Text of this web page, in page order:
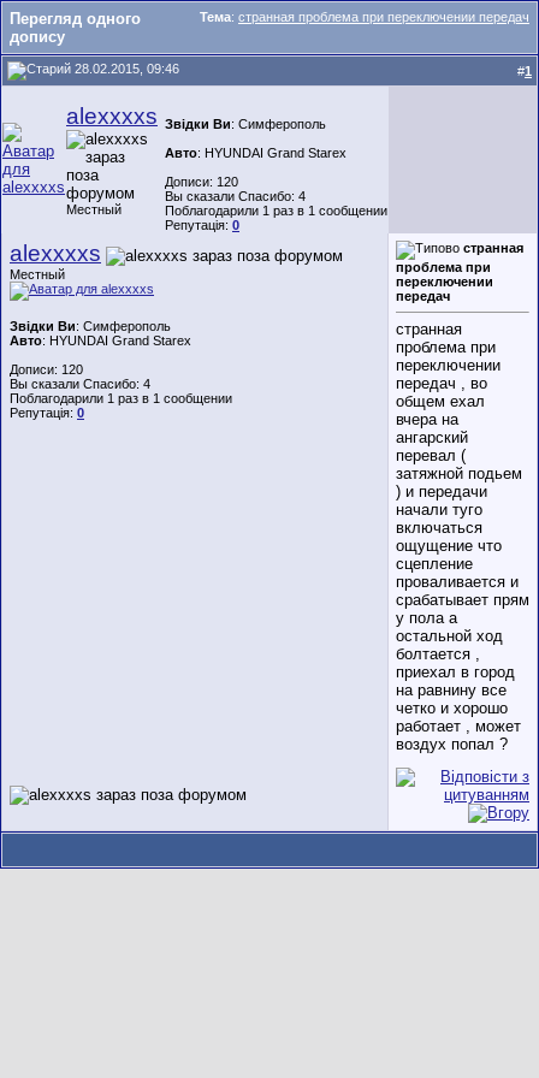
Тема: странная проблема при переключении передач
Перегляд одного
допису
28.02.2015, 09:46 #1
alexxxxs
Местный
Звідки Ви: Симферополь
Авто: HYUNDAI Grand Starex
Дописи: 120
Вы сказали Спасибо: 4
Поблагодарили 1 раз в 1 сообщении
Репутація: 0
alexxxxs
Местный
Звідки Ви: Симферополь
Авто: HYUNDAI Grand Starex
Дописи: 120
Вы сказали Спасибо: 4
Поблагодарили 1 раз в 1 сообщении
Репутація: 0
странная
проблема при
переключении
передач
странная
проблема при
переключении
передач , во
общем ехал
вчера на
ангарский
перевал (
затяжной подьем
) и передачи
начали туго
включаться
ощущение что
сцепление
проваливается и
срабатывает прям
у пола а
остальной ход
болтается ,
приехал в город
на равнину все
четко и хорошо
работает , может
воздух попал ?